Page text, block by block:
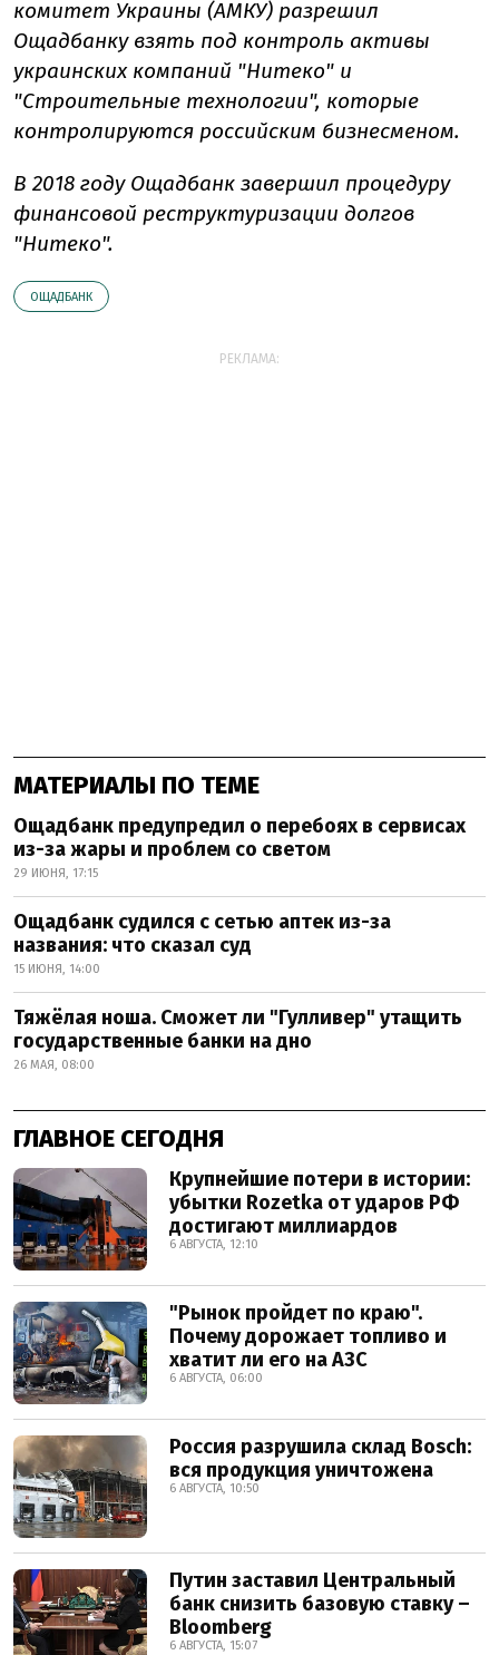
комитет Украины (АМКУ) разрешил
Ощадбанку взять под контроль активы
украинских компаний "Нитеко" и
"Строительные технологии", которые
контролируются российским бизнесменом.
В 2018 году Ощадбанк завершил процедуру
финансовой реструктуризации долгов
"Нитеко".
ОЩАДБАНК
РЕКЛАМА:
МАТЕРИАЛЫ ПО ТЕМЕ
Ощадбанк предупредил о перебоях в сервисах
из-за жары и проблем со светом
29 ИЮНЯ, 17:15
Ощадбанк судился с сетью аптек из-за
названия: что сказал суд
15 ИЮНЯ, 14:00
Тяжёлая ноша. Сможет ли "Гулливер" утащить
государственные банки на дно
26 МАЯ, 08:00
ГЛАВНОЕ СЕГОДНЯ
Крупнейшие потери в истории:
убытки Rozetka от ударов РФ
достигают миллиардов
6 АВГУСТА, 12:10
"Рынок пройдет по краю".
Почему дорожает топливо и
хватит ли его на АЗС
6 АВГУСТА, 06:00
Россия разрушила склад Bosch:
вся продукция уничтожена
6 АВГУСТА, 10:50
Путин заставил Центральный
банк снизить базовую ставку –
Bloomberg
6 АВГУСТА, 15:07